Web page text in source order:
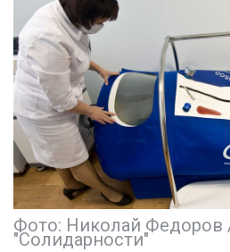
Фото: Николай Федоров
"Солидарности"